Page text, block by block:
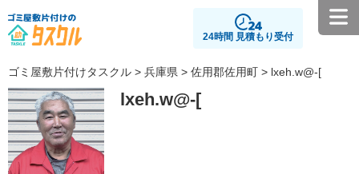
24時間 見積もり受付
ゴミ屋敷片付けタスクル > 兵庫県 > 佐用郡佐用町 > lxeh.w@-[
lxeh.w@-[